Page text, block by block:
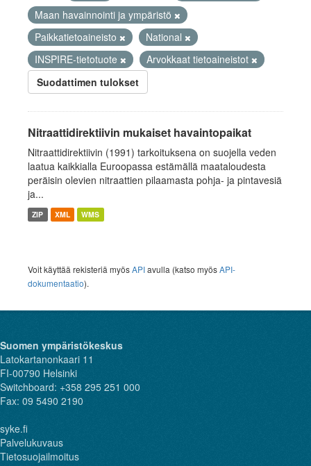
Maan havainnointi ja ympäristö
Paikkatietoaineisto
National
INSPIRE-tietotuote
Arvokkaat tietoaineistot
Suodattimen tulokset
Nitraattidirektiivin mukaiset havaintopaikat
Nitraattidirektiivin (1991) tarkoituksena on suojella veden
laatua kaikkialla Euroopassa estämällä maataloudesta
peräisin olevien nitraattien pilaamasta pohja- ja pintavesiä
ja...
ZIP XML WMS
Voit käyttää rekisteriä myösAPIavulla (katso myösAPI-
dokumentaatio).
Suomen ympäristökeskus
Latokartanonkaari 11
FI-00790 Helsinki
Switchboard: +358 295 251 000
Fax: 09 5490 2190
syke.fi
Palvelukuvaus
Tietosuojailmoitus